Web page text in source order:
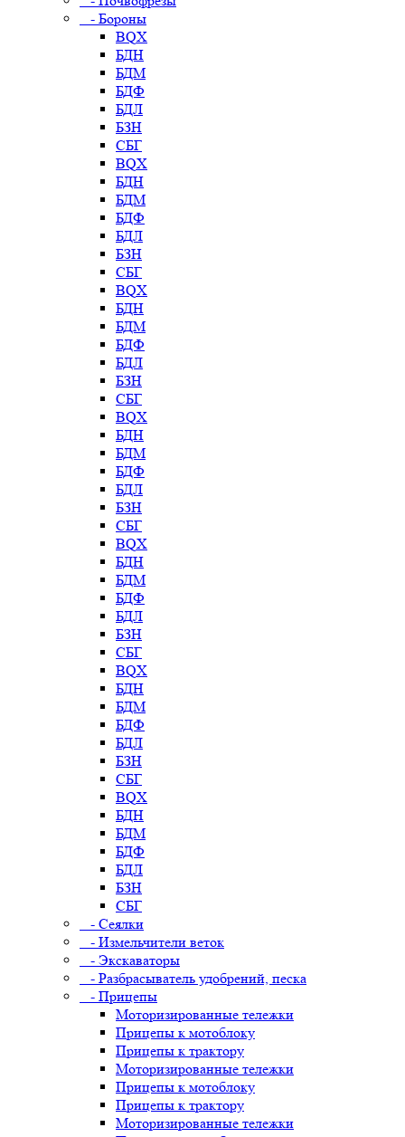
- Бороны
BQX
БДН
БДМ
БДФ
БДЛ
БЗН
СБГ
BQX
БДН
БДМ
БДФ
БДЛ
БЗН
СБГ
BQX
БДН
БДМ
БДФ
БДЛ
БЗН
СБГ
BQX
БДН
БДМ
БДФ
БДЛ
БЗН
СБГ
BQX
БДН
БДМ
БДФ
БДЛ
БЗН
СБГ
BQX
БДН
БДМ
БДФ
БДЛ
БЗН
СБГ
BQX
БДН
БДМ
БДФ
БДЛ
БЗН
СБГ
- Сеялки
- Измельчители веток
- Экскаваторы
- Разбрасыватель удобрений, песка
- Прицепы
Моторизированные тележки
Прицепы к мотоблоку
Прицепы к трактору
Моторизированные тележки
Прицепы к мотоблоку
Прицепы к трактору
Моторизированные тележки